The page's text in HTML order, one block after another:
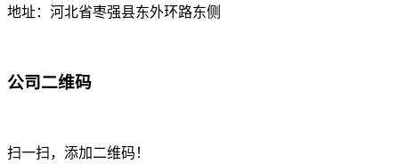
地址：河北省枣强县东外环路东侧
公司二维码
扫一扫，添加二维码！